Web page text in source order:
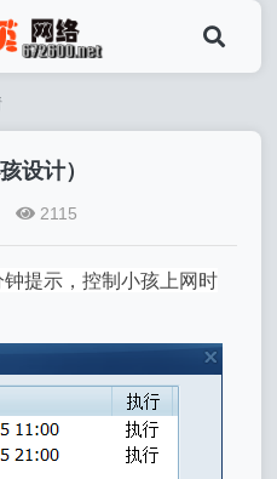
设计）
2115
提示，控制小孩上网时